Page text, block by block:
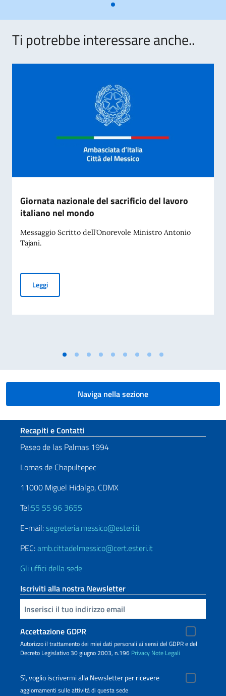
Ti potrebbe interessare anche..
Giornata nazionale del sacrificio del lavoro
italiano nel mondo
Messaggio Scritto dell’Onorevole Ministro Antonio
Tajani.
LeggiGiornata nazionale del sacrificio del lavoro italiano nel
Naviga nella sezione
Sezione footer
Recapiti e Contatti
Paseo de las Palmas 1994
Lomas de Chapultepec
11000 Miguel Hidalgo, CDMX
Tel:55 55 96 3655
E-mail:segreteria.messico@esteri.it
PEC:amb.cittadelmessico@cert.esteri.it
Gli uffici della sede
Iscriviti alla nostra Newsletter
Inserisci la tua email
Accettazione GDPR
Autorizzo il trattamento dei miei dati personali ai sensi del GDPR e del
Decreto Legislativo 30 giugno 2003, n.196 Privacy Note Legali
Sì, voglio iscrivermi alla Newsletter per ricevere
aggiornamenti sulle attività di questa sede